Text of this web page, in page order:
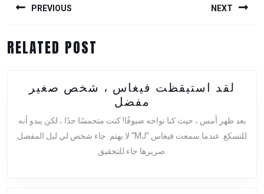
NAVIGATION
PREVIOUS
post:
NEXT
RELATED POST
لقد استيقظت فيغاس ، شخص صغير
مفضل
استيقظت
فيغاس
،
شخص
بعد ظهر أمس ، حيث كنا نواجه ضيوفًا! كنت متحمسًا جدًا ، لكن يبدو أنه
لا يهتم. جاء شخص لي ليل المفضل “MJ” للتسكع. عندما سمعت فيغاس